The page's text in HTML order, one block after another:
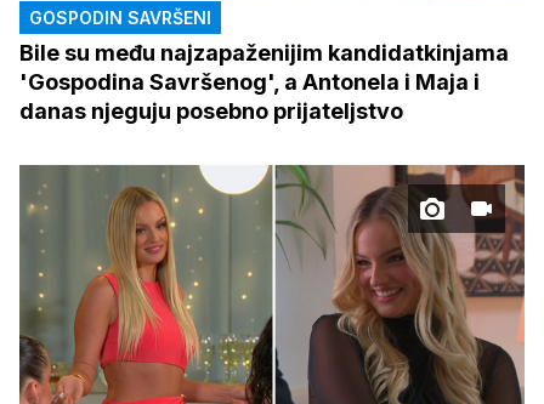
GOSPODIN SAVRŠENI
Bile su među najzapaženijim kandidatkinjama
'Gospodina Savršenog', a Antonela i Maja i
danas njeguju posebno prijateljstvo